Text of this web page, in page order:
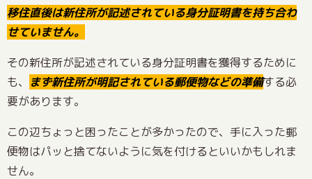
移住直後は新住所が記述されている身分証明書を持ち合わ
せていません。
その新住所が記述されている身分証明書を獲得するために
も、
まず新住所が明記されている郵便物などの準備する必
要があります。
この辺ちょっと困ったことが多かったので、手に入った郵
便物はパッと捨てないように気を付けるといいかもしれま
せん。